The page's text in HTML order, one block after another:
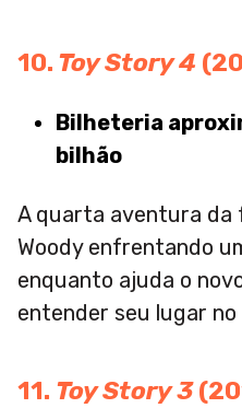
10. Toy Story 4
Bilheteria
bilhão
A quarta aventura da
Woody enfrentando
enquanto ajuda o
entender seu lugar no
11. Toy Story 3